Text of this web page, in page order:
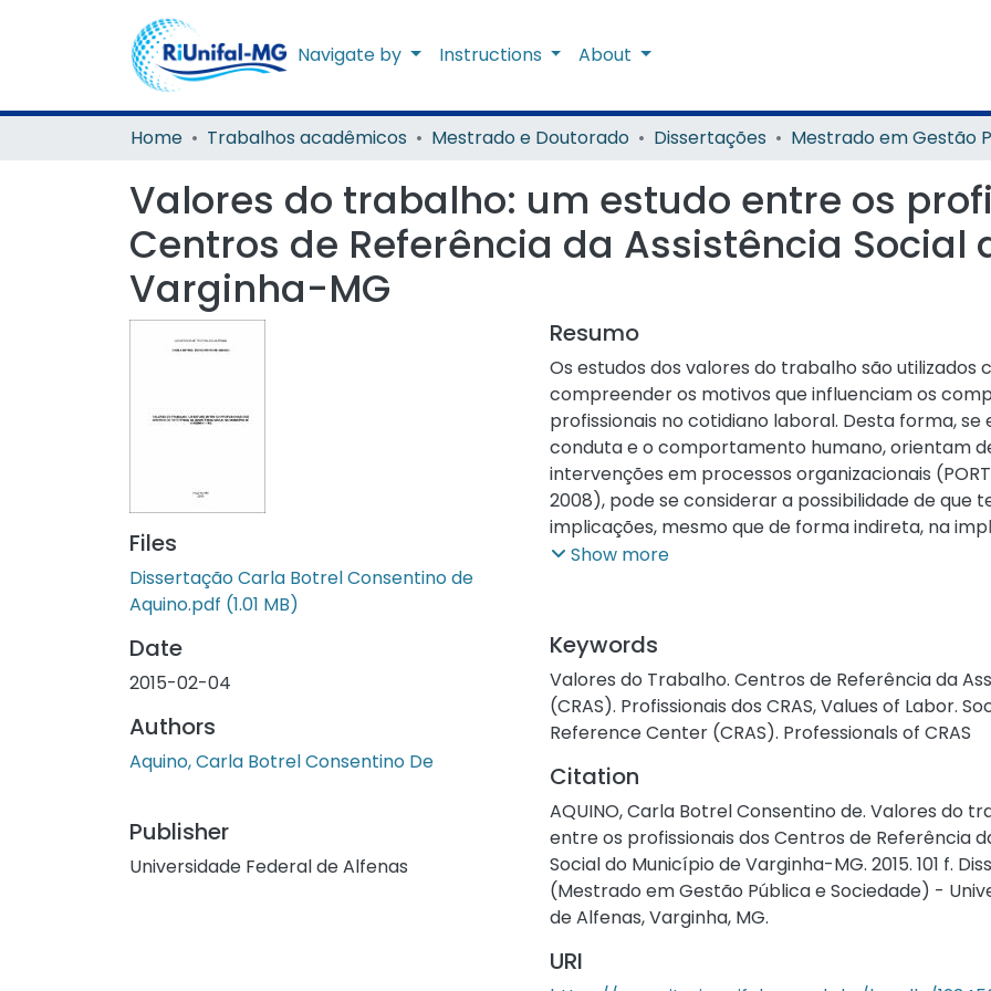
Navigate by Instructions About
Home Trabalhos acadêmicos Mestrado e Doutorado Dissertações
Valores do trabalho: um estudo entre os
Centros de Referência da Assistência Social
Varginha-MG
Files
Dissertação Carla Botrel Consentino de
Aquino.pdf (1.01 MB)
Date
2015-02-04
Authors
Aquino, Carla Botrel Consentino De
Publisher
Universidade Federal de Alfenas
Resumo
Os estudos dos valores do trabalho são utilizados
compreender os motivos que influenciam os
profissionais no cotidiano laboral. Desta forma, se
conduta e o comportamento humano, orientam
intervenções em processos organizacionais
2008), pode se considerar a possibilidade de que
implicações, mesmo que de forma indireta, na
políticas públicas. Assim surge a importância de se
o qual foi recentemente instituído. O objetivo da
compreender os valores atribuídos ao trabalho
sociais e orientadores sociais que trabalham nos
Referência da Assistência Social (CRAS) do
identificando as potencialidades e limitações que
alcance dos objetivos dessa unidade pública e a
Política Nacional da Assistência Social (PNAS,
utilizado o modelo da escala de valores do
por Porto e Tamayo (2003) fundamentada nos
(1994) e Ros et al (1999). Os instrumentos para a
dados foram a aplicação da ficha
de uma entrevista semiestruturada baseada na
resultados apontaram os valores de Realização no
Show more
Keywords
Valores do Trabalho. Centros de Referência da
(CRAS). Profissionais dos CRAS,Values of Labor.
Reference Center (CRAS). Professionals of CRAS
Citation
AQUINO, Carla Botrel Consentino de. Valores do
entre os profissionais dos Centros de Referência
Social do Município de Varginha-MG. 2015. 101 f.
(Mestrado em Gestão Pública e Sociedade) -
de Alfenas, Varginha, MG.
URI